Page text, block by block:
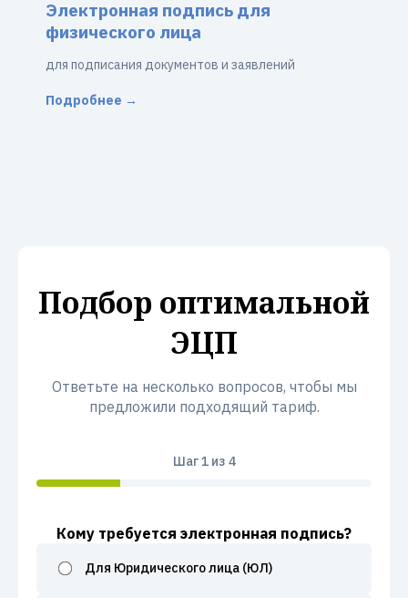
Электронная подпись для
физического лица
для подписания документов и заявлений
Подробнее →
Подбор оптимальной
ЭЦП
Ответьте на несколько вопросов, чтобы мы
предложили подходящий тариф.
Шаг1из 4
Кому требуется электронная подпись?
Для Юридического лица (ЮЛ)